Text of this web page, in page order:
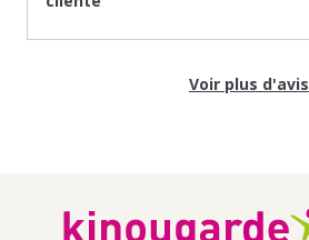
Voir plus d'avis